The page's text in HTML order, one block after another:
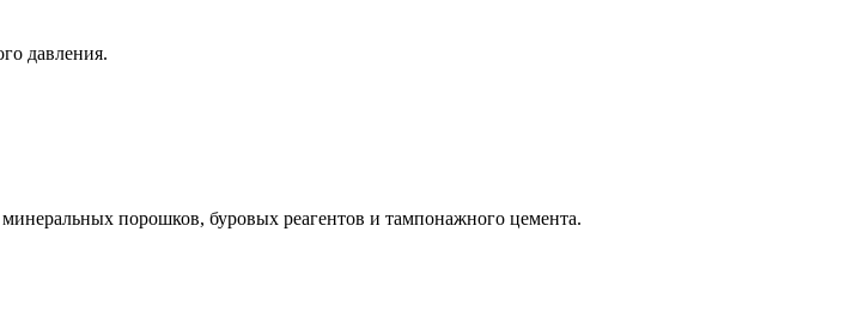
давления.
порошков, буровых реагентов и тампонажного цемента.